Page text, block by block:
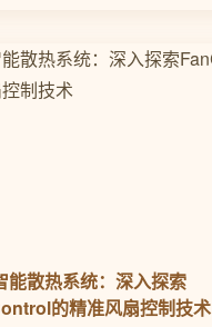
能散热系统：深入探索
的精准风扇控制技术